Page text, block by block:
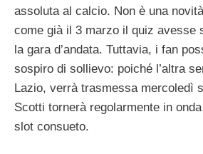
assoluta al calcio. Non è una
come già il 3 marzo il quiz avesse
la gara d’andata. Tuttavia, i fan
sospiro di sollievo: poiché l’altra
Lazio, verrà trasmessa mercoledì
Scotti tornerà regolarmente in
slot consueto.